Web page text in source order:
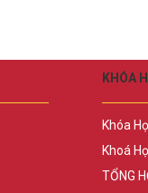
KHÓA
Khóa
Khoá
TỔNG